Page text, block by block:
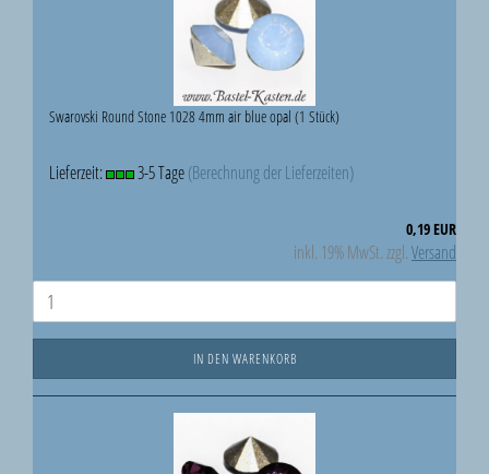
Swarovski Round Stone 1028 4mm air blue opal (1 Stück)
Lieferzeit: 3-5 Tage(Berechnung der Lieferzeiten)
0,19 EUR
inkl. 19% MwSt. zzgl.Versand
IN DEN WARENKORB